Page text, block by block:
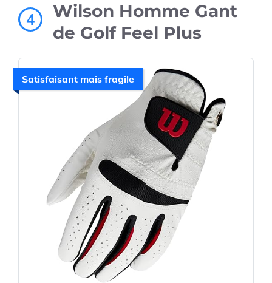
4
Wilson Homme Gant
de Golf Feel Plus
Satisfaisant mais fragile